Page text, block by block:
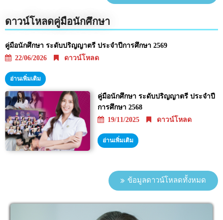
ดาวน์โหลดคู่มือนักศึกษา
คู่มือนักศึกษา ระดับปริญญาตรี ประจำปีการศึกษา 2569
22/06/2026
ดาวน์โหลด
อ่านเพิ่มเติม
คู่มือนักศึกษา ระดับปริญญาตรี ประจำปี
การศึกษา 2568
19/11/2025
ดาวน์โหลด
อ่านเพิ่มเติม
ข้อมูลดาวน์โหลดทั้งหมด